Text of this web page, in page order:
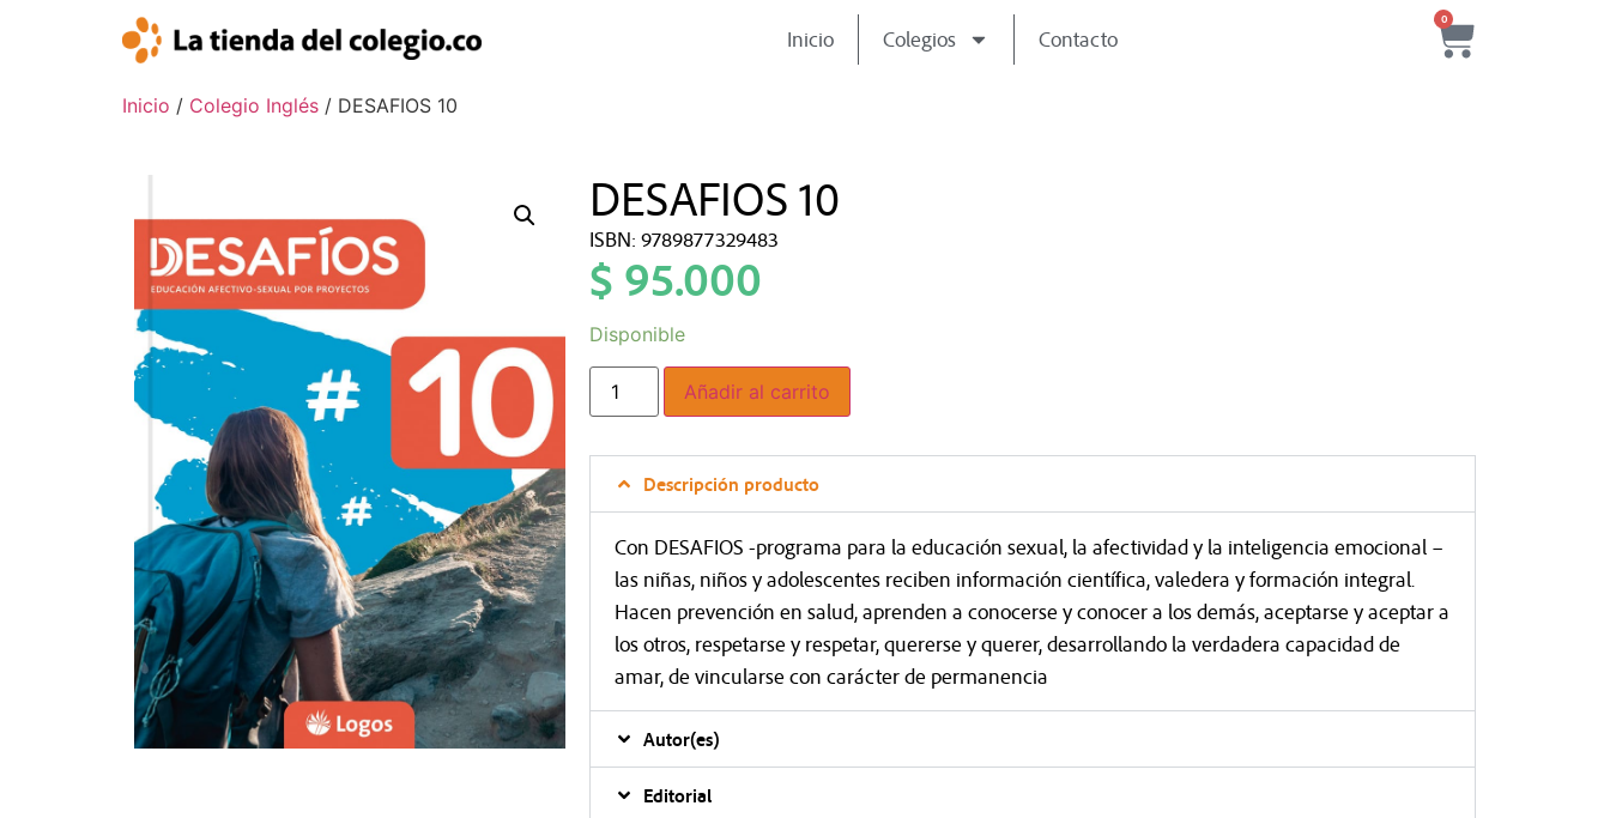
Inicio Colegios Contacto
0
Inicio / Colegio Inglés / DESAFIOS 10
DESAFIOS 10
ISBN: 9789877329483
$ 95.000
Disponible
Añadir al carrito
Descripción producto
Con DESAFIOS -programa para la educación sexual, la afectividad y la inteligencia emocional –
las niñas, niños y adolescentes reciben información científica, valedera y formación integral.
Hacen prevención en salud, aprenden a conocerse y conocer a los demás, aceptarse y aceptar a
los otros, respetarse y respetar, quererse y querer, desarrollando la verdadera capacidad de
amar, de vincularse con carácter de permanencia
Autor(es)
Editorial